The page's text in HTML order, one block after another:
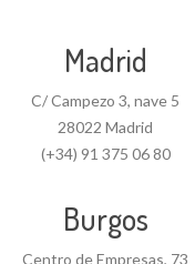
Madrid
C/ Campezo 3, nave 5
28022 Madrid
(+34) 91 375 06 80
Burgos
Centro de Empresas, 73